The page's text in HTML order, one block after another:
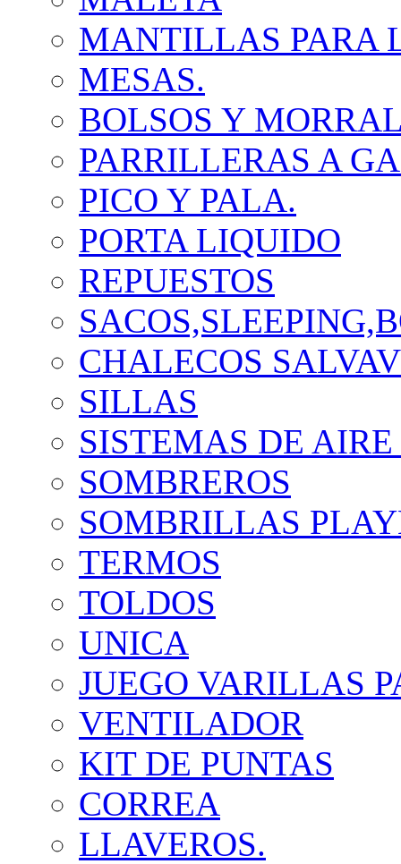
MANTILLAS PARA
MESAS.
BOLSOS Y
PARRILLERAS A
PICO Y PALA.
PORTA LIQUIDO
REPUESTOS
CHALECOS
SILLAS
SISTEMAS DE
SOMBREROS
SOMBRILLAS
TERMOS
TOLDOS
UNICA
JUEGO VARILLAS
VENTILADOR
KIT DE PUNTAS
CORREA
LLAVEROS.